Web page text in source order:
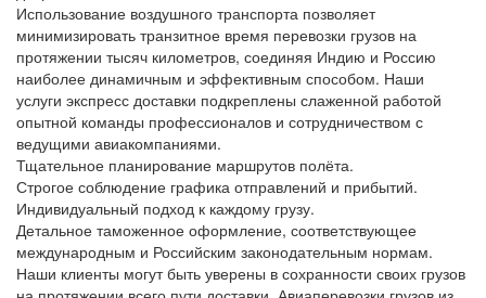
Использование воздушного транспорта позволяет
минимизировать транзитное время перевозки грузов на
протяжении тысяч километров, соединяя Индию и Россию
наиболее динамичным и эффективным способом. Наши
услуги экспресс доставки подкреплены слаженной работой
опытной команды профессионалов и сотрудничеством с
ведущими авиакомпаниями.
Тщательное планирование маршрутов полёта.
Строгое соблюдение графика отправлений и прибытий.
Индивидуальный подход к каждому грузу.
Детальное таможенное оформление, соответствующее
международным и Российским законодательным нормам.
Наши клиенты могут быть уверены в сохранности своих грузов